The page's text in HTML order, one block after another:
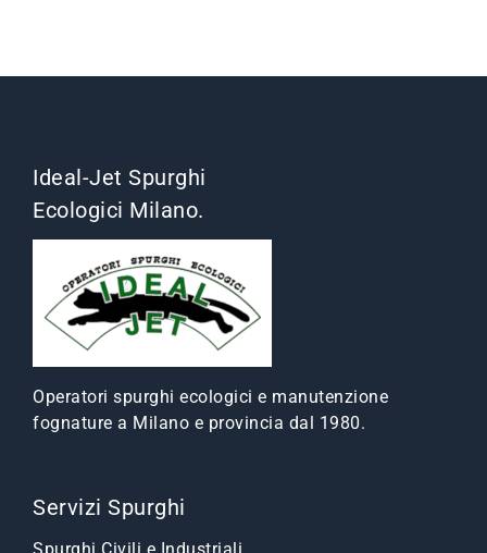
Ideal-Jet Spurghi
Ecologici Milano.
Operatori spurghi ecologici e manutenzione
fognature a Milano e provincia dal 1980.
Servizi Spurghi